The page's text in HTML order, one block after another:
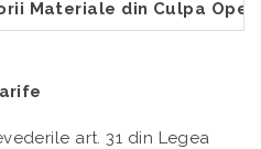
Materiale din Culpa
art. 31 din Legea